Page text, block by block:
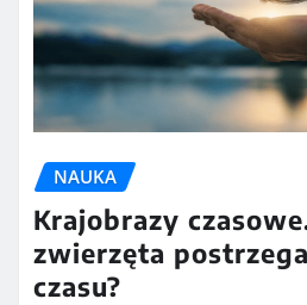
NAUKA
Krajobrazy
zwierzęta
czasu?